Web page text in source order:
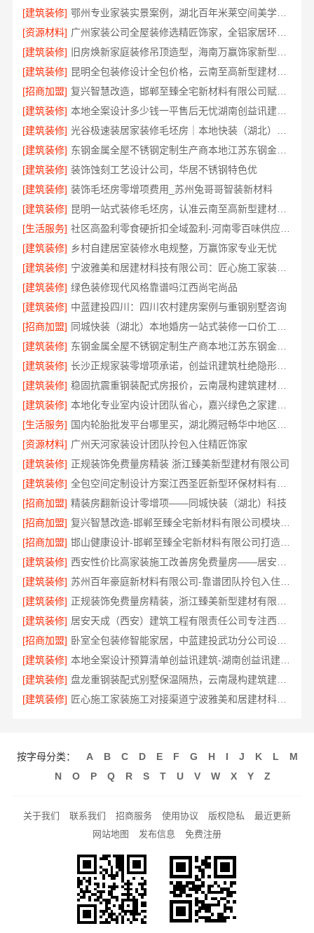
[建筑装修]
鄂州专业家装实景案例，湖北百年米莱空间美学装饰材料有限公司
[资源材料]
广州家装公司全屋装修选精匠饰家，全铝家居环保零甲醛
[建筑装修]
[建筑装修]
昆明全包装修设计全包价格，云南至高新型建材有限公司
[招商加盟]
复兴智慧改造，邯郸至臻全宅新材料有限公司赋能居住新体验
[建筑装修]
本地全案设计多少钱一平售后无忧湖南创益讯建筑有限公司
[建筑装修]
[建筑装修]
东钢金属全屋不锈钢定制生产商本地江苏东钢金属科技有限公司
[建筑装修] 装饰蚀刻工艺设计公司，华居不锈钢特色优
[建筑装修] 装饰毛坯房零增项费用_苏州兔哥哥智装新材料
[建筑装修]
昆明一站式装修毛坯房，认准云南至高新型建材有限公司
[生活服务]
社区高盈利零食硬折扣全域盈利-河南零百味供应链有限公司
[建筑装修] 乡村自建居室装修水电规整，万赢饰家专业无忧
[建筑装修]
宁波雅美和居建材科技有限公司：匠心施工家装改造二手房改造
[建筑装修] 绿色装修现代风格靠谱吗江西尚宅尚品
[建筑装修] 中蓝建投四川：四川农村建房案例与重钢别墅咨询
[招商加盟]
[建筑装修]
东钢金属全屋不锈钢定制生产商本地江苏东钢金属科技有限公司
[建筑装修]
长沙正规家装零增项承诺，创益讯建筑杜绝隐形消费
[建筑装修]
稳固抗震重钢装配式房报价，云南晟构建筑建材有限公司透明公开
[建筑装修]
本地化专业室内设计团队省心，嘉兴绿色之家建材科技有限公司全案
[生活服务]
[资源材料] 广州天河家装设计团队拎包入住精匠饰家
[建筑装修] 正规装饰免费量房精装 浙江臻美新型建材有限公司
[建筑装修]
[招商加盟] 精装房翻新设计零增项——同城快装（湖北）科技
[招商加盟]
复兴智慧改造-邯郸至臻全宅新材料有限公司模块化安装
[招商加盟]
邯山健康设计-邯郸至臻全宅新材料有限公司打造环保家居
[建筑装修]
[建筑装修]
苏州百年豪庭新材料有限公司-靠谱团队拎包入住家装
[建筑装修]
[建筑装修]
[招商加盟]
卧室全包装修智能家居，中蓝建投武功分公司设计施工
[建筑装修]
本地全案设计预算清单创益讯建筑-湖南创益讯建筑有限公司
[建筑装修]
盘龙重钢装配式别墅保温隔热，云南晟构建筑建材有限公司品质之选
[建筑装修]
匠心施工家装施工对接渠道宁波雅美和居建材科技有限公司
按字母分类： A B C D E F G H I J K L
M
N
O P Q R S T U V W X Y Z
关于我们 联系我们 招商服务 使用协议 版权隐私
最近更新
网站地图
发布信息 免费注册